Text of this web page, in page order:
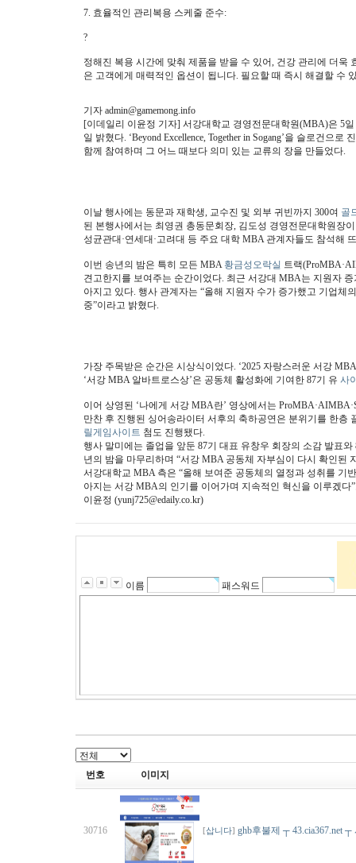
7. 효율적인 관리복용 스케줄 준수:
?
정해진 복용 시간에 맞춰 제품을 받을 수 있어, 건강 관리에 더
은 고객에게 매력적인 옵션이 됩니다. 필요할 때 즉시 해결할 수
기자 admin@gamemong.info
[이데일리 이윤정 기자] 서강대학교 경영전문대학원(MBA)은 5
일 밝혔다. ‘Beyond Excellence, Together in Sogang’을 슬로건
함께 참여하며 그 어느 때보다 의미 있는 교류의 장을 만들었다.
이날 행사에는 동문과 재학생, 교수진 및 외부 귀빈까지 300여 골
된 본행사에서는 최영권 총동문회장, 김도성 경영전문대학원장
성균관대·연세대·고려대 등 주요 대학 MBA 관계자들도 참석해
이번 송년의 밤은 특히 모든 MBA 황금성오락실 트랙
견고한지를 보여주는 순간이었다. 최근 서강대 MBA는 지원자
아지고 있다. 행사 관계자는 “올해 지원자 수가 증가했고 기업체
중”이라고 밝혔다.
가장 주목받은 순간은 시상식이었다. ‘2025 자랑스러운 서강
‘서강 MBA 알바트로스상’은 공동체 활성화에 기여한 87기 유 사
이어 상영된 ‘나에게 서강 MBA란’ 영상에서는
만찬 후 진행된 싱어송라이터 서후의 축하공연은 분위기를 한
릴게임사이트 첨도 진행됐다.
행사 말미에는 졸업을 앞둔 87기 대표 유창우 회장의 소감 발표
년의 밤을 마무리하며 “서강 MBA 공동체 자부심이 다시 확인된
서강대학교 MBA 측은 “올해 보여준 공동체의 열정과 성취를 기
아지는 서강 MBA의 인기를 이어가며 지속적인 혁신을 이루겠다
이윤정 (yunj725@edaily.co.kr)
이름 패스워드
번호 이미지
30716 [삽니다] ghb후불제 ┬ 43.cia367.net